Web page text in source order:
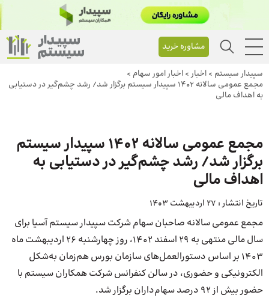
مشاوره خرید
سپیدار سیستم > اخبار> اخبار امور سهام >
مجمع عمومی سالانه 1402 سپیدار سیستم برگزار شد/ رشد چشم‌گیر در دستیابی
به اهداف مالی
مجمع عمومی سالانه 1402 سپیدار سیستم
برگزار شد/ رشد چشم‌گیر در دستیابی به
اهداف مالی
تاریخ انتشار : 27 اردیبهشت 1403
مجمع عمومی سالانه صاحبان سهام شرکت سپیدار سیستم آسیا برای
سال مالی منتهی به 29 اسفند 1402، روز چهارشنبه 26 اردیبهشت ماه
1403 بر اساس دستورالعمل‌های سازمان بورس هم‌زمان به‌شکل
الکترونیکی و حضوری، در سالن کنفرانس شرکت همکاران سیستم با
حضور بیش از 92 درصد سهام‌داران برگزار شد.